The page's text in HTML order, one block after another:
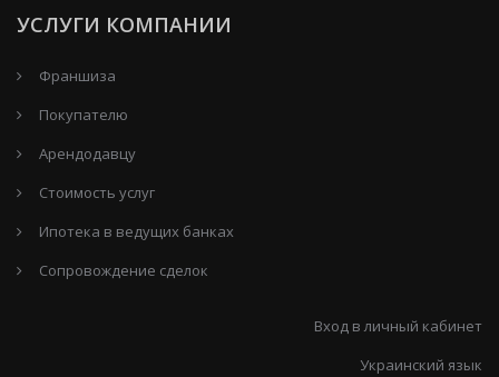
УСЛУГИ КОМПАНИИ
Франшиза
Покупателю
Арендодавцу
Стоимость услуг
Ипотека в ведущих банках
Сопровождение сделок
Вход в личный кабинет
Украинский язык